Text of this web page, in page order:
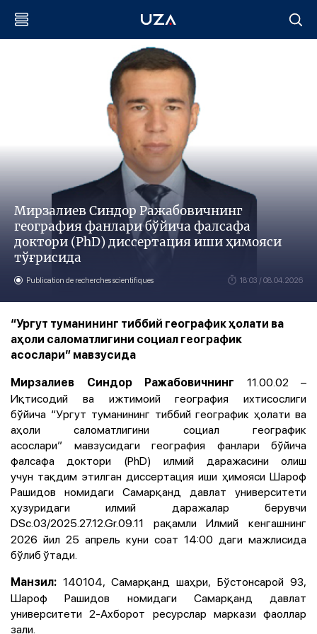
Мирзалиев Синдор Ражабовичнинг
география фанлари бўйича фалсафа
доктори (PhD) диссертация иши ҳимояси
тўғрисида
Publication de recherches scientifiques 18:03 / 08.04.2026
“Ургут туманининг тиббий географик ҳолати ва
аҳоли саломатлигини социал географик
асослари” мавзусида
Мирзалиев Синдор Ражабовичнинг 11.00.02 –
Иқтисодий ва ижтимоий география ихтисослиги
бўйича “Ургут туманининг тиббий географик ҳолати ва
аҳоли саломатлигини социал географик
асослари” мавзусидаги география фанлари бўйича
фалсафа доктори (PhD) илмий даражасини олиш
учун тақдим этилган диссертация иши ҳимояси Шароф
Рашидов номидаги Самарқанд давлат университети
ҳузуридаги илмий даражалар берувчи
DSc.03/2025.27.12.Gr.09.11
рақамли Илмий кенгашнинг
2026 йил 25 апрель куни соат 14:00 даги мажлисида
бўлиб ўтади.
Манзил: 140104, Самарқанд шаҳри, Бўстонсарой 93,
Шароф Рашидов номидаги Самарқанд давлат
университети 2-Ахборот ресурслар маркази фаоллар
зали.